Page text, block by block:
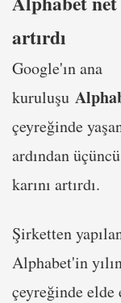
artırdı
Google'ın ana
kuruluşu
çeyreğinde
ardından
karını artırdı.
Şirketten
Alphabet'in
çeyreğinde